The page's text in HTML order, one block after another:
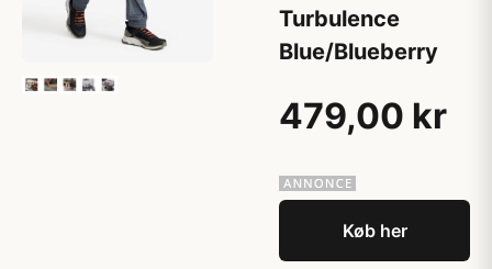
Turbulence
Blue/Blueberry
479,00 kr
Køb her